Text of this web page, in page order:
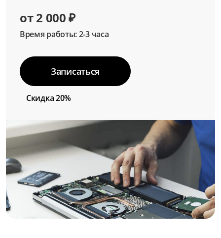
от 2 000 ₽
Время работы: 2-3 часа
Записаться
Скидка 20%